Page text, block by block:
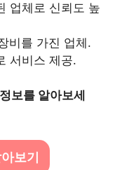
업체로 신뢰도 높
비를 가진 업체.
서비스 제공.
보를 알아보세
보기